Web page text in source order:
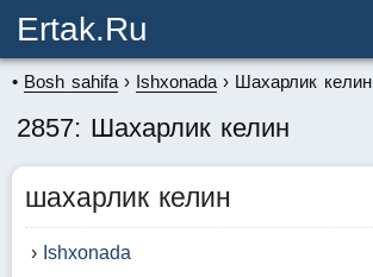
Ertak.ru
Bosh sahifa Ishxonada Шахарлик келин
2857: Шахарлик келин
шахарлик келин
Ishxonada